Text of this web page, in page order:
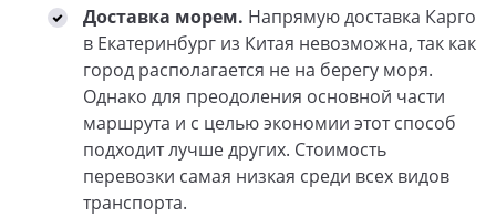
Доставка морем. Напрямую доставка Карго
в Екатеринбург из Китая невозможна, так как
город располагается не на берегу моря.
Однако для преодоления основной части
маршрута и с целью экономии этот способ
подходит лучше других. Стоимость
перевозки самая низкая среди всех видов
транспорта.